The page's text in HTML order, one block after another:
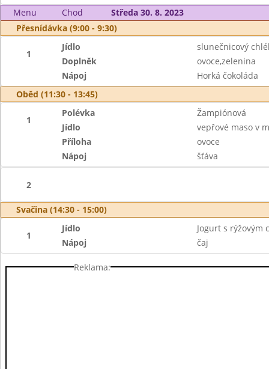
Menu
Chod
Středa 30. 8. 2023
Přesnídávka (9:00 - 9:30)
1
Jídlo
slunečnicový
Doplněk
ovoce,zelenina
Nápoj
Horká čokoláda
Oběd (11:30 - 13:45)
1
Polévka
Žampiónová
Jídlo
vepřové maso v
Příloha
ovoce
Nápoj
šťáva
2
Svačina (14:30 - 15:00)
1
Jídlo
Jogurt s rýžovým
Nápoj
čaj
Reklama: